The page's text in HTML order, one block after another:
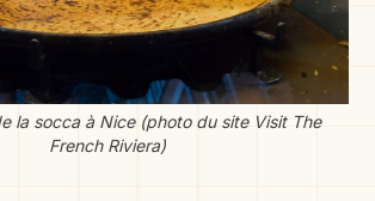
la socca à Nice (photo du site Visit The
French Riviera)